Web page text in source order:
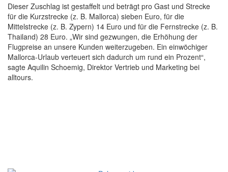
Dieser Zuschlag ist gestaffelt und beträgt pro Gast und Strecke
für die Kurzstrecke (z. B. Mallorca) sieben Euro, für die
Mittelstrecke (z. B. Zypern) 14 Euro und für die Fernstrecke (z. B.
Thailand) 28 Euro. „Wir sind gezwungen, die Erhöhung der
Flugpreise an unsere Kunden weiterzugeben. Ein einwöchiger
Mallorca-Urlaub verteuert sich dadurch um rund ein Prozent“,
sagte Aquilin Schoemig, Direktor Vertrieb und Marketing bei
alltours.